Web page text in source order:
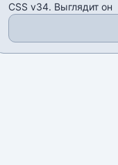
CSS v34. Выглядит он